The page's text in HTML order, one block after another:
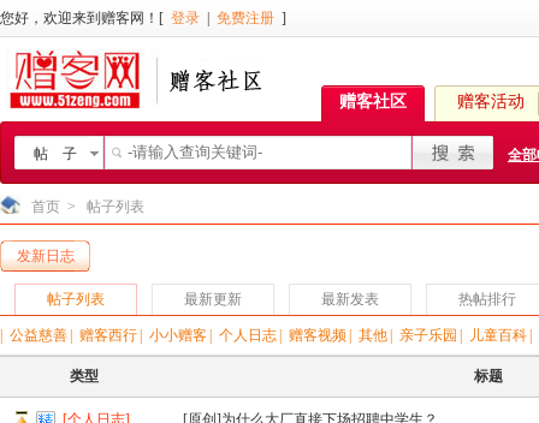
您好，欢迎来到赠客网！[ 登录 免费注册 ]
赠客社区 赠客活动
帖 子 全
首页 > 帖子列表
发新日志
帖子列表 最新更新 最新发表 热帖排行
公益慈善 赠客西行 小小赠客 个人日志 赠客视频 其他 亲子乐园 儿童百科
类型 标题
[个人日志] [原创]为什么大厂直接下场招聘中学生？